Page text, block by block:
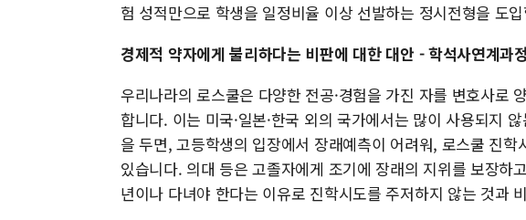
험 성적만으로 학생을 일정비율 이상 선발하는 정시전형을 도
경제적 약자에게 불리하다는 비판에 대한 대안 - 학석사연계과
우리나라의 로스쿨은 다양한 전공·경험을 가진 자를 변호사로
합니다. 이는 미국·일본·한국 외의 국가에서는 많이 사용되지
을 두면, 고등학생의 입장에서 장래예측이 어려워, 로스쿨 진
있습니다. 의대 등은 고졸자에게 조기에 장래의 지위를 보장하
년이나 다녀야 한다는 이유로 진학시도를 주저하지 않는 것과